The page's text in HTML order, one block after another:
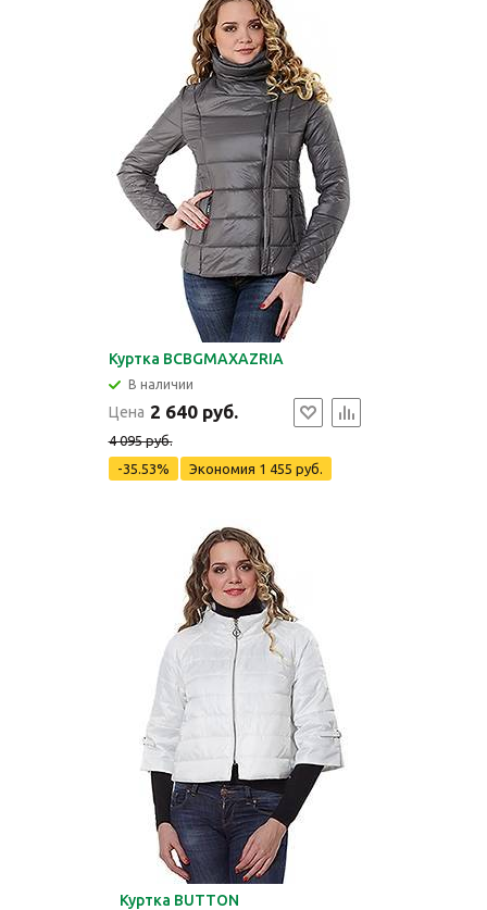
Куртка BCBGMAXAZRIA
В наличии
Цена 2 640 руб.
4 095 руб.
-35.53%
Экономия 1 455 руб.
Куртка BUTTON